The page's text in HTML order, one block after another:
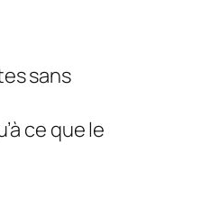
sans
ce que le